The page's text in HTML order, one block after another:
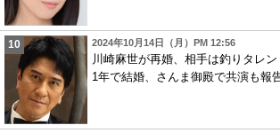
2024年10月14日（月）PM 12:56
川崎麻世が再婚、相手は釣りタレ
1年で結婚、さんま御殿で共演も報